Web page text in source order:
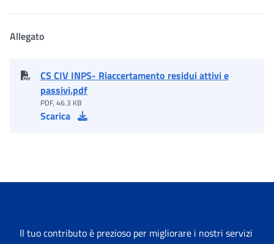
Allegato
CS CIV INPS- Riaccertamento residui attivi e
passivi.pdf
PDF, 46.3 KB
Scarica
Il tuo contributo è prezioso per migliorare i nostri servizi